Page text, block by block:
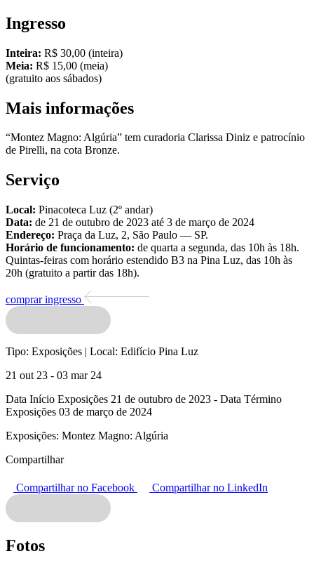
Ingresso
Inteira: R$ 30,00 (inteira)
Meia: R$ 15,00 (meia)
(gratuito aos sábados)
Mais informações
“Montez Magno: Algúria” tem curadoria Clarissa Diniz e patrocínio
de Pirelli, na cota Bronze.
Serviço
Local: Pinacoteca Luz (2º andar)
Data: de 21 de outubro de 2023 até 3 de março de 2024
Endereço: Praça da Luz, 2, São Paulo — SP.
Horário de funcionamento: de quarta a segunda, das 10h às 18h.
Quintas-feiras com horário estendido B3 na Pina Luz, das 10h às
20h (gratuito a partir das 18h).
comprar ingresso
Tipo: Exposições | Local: Edifício Pina Luz
21 out 23 - 03 mar 24
Data Início Exposições 21 de outubro de 2023 - Data Término
Exposições 03 de março de 2024
Exposições: Montez Magno: Algúria
Compartilhar
Compartilhar no Facebook Compartilhar no LinkedIn
Fotos